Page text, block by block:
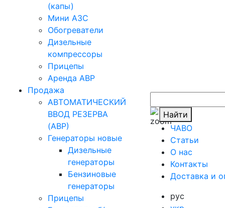
(капы)
Мини АЗС
Обогреватели
Дизельные
компрессоры
Прицепы
Аренда АВР
Продажа
АВТОМАТИЧЕСКИЙ
ВВОД РЕЗЕРВА
(АВР)
Генераторы новые
Дизельные
генераторы
Бензиновые
генераторы
Прицепы
Найти
ЧАВО
Cтатьи
O нас
Контакты
Доставка и
рус